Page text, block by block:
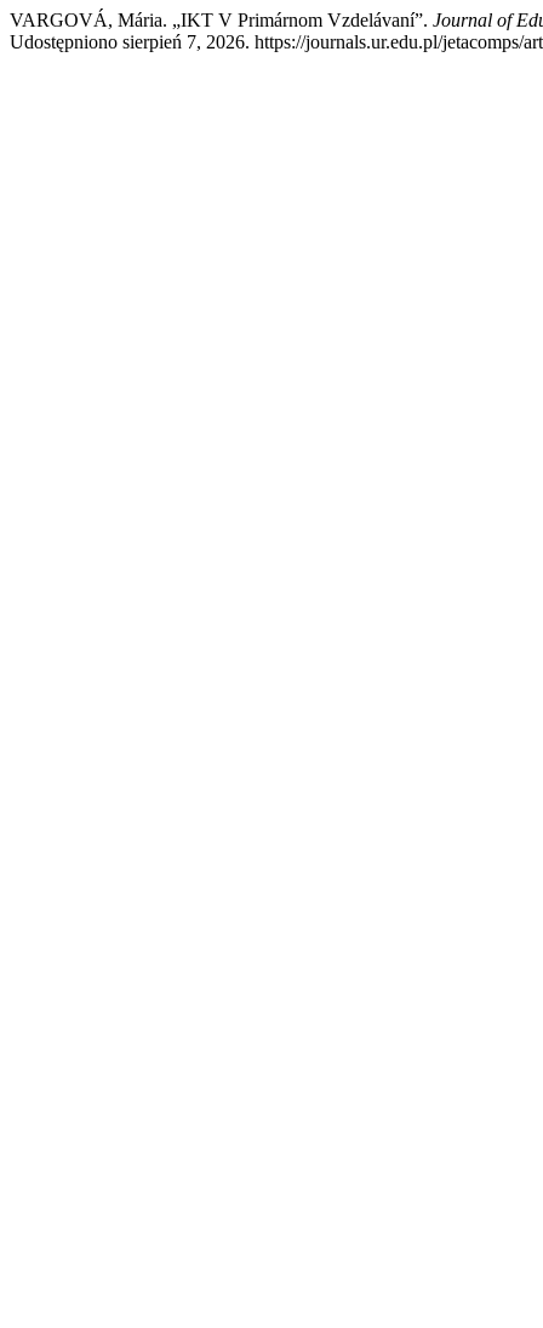
VARGOVÁ, Mária. „IKT V Primárnom Vzdelávaní”. Journal of
Udostępniono sierpień 7, 2026. https://journals.ur.edu.pl/jetacomps/